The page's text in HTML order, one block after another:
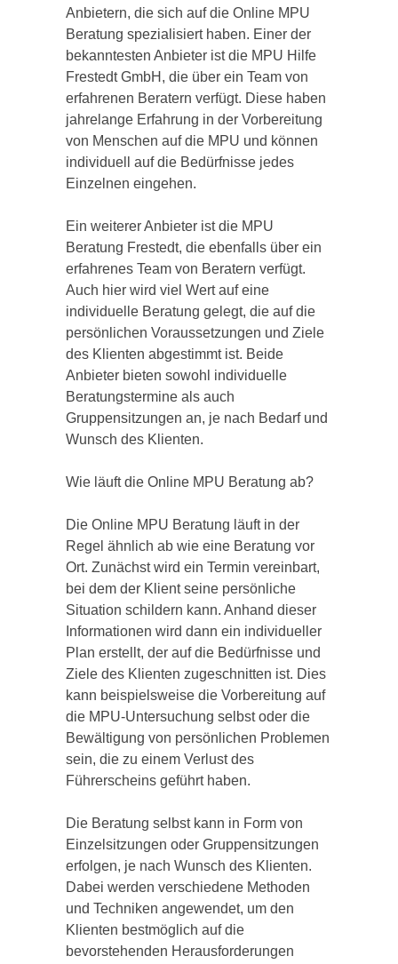
Anbietern, die sich auf die Online MPU
Beratung spezialisiert haben. Einer der
bekanntesten Anbieter ist die MPU Hilfe
Frestedt GmbH, die über ein Team von
erfahrenen Beratern verfügt. Diese haben
jahrelange Erfahrung in der Vorbereitung
von Menschen auf die MPU und können
individuell auf die Bedürfnisse jedes
Einzelnen eingehen.
Ein weiterer Anbieter ist die MPU
Beratung Frestedt, die ebenfalls über ein
erfahrenes Team von Beratern verfügt.
Auch hier wird viel Wert auf eine
individuelle Beratung gelegt, die auf die
persönlichen Voraussetzungen und Ziele
des Klienten abgestimmt ist. Beide
Anbieter bieten sowohl individuelle
Beratungstermine als auch
Gruppensitzungen an, je nach Bedarf und
Wunsch des Klienten.
Wie läuft die Online MPU Beratung ab?
Die Online MPU Beratung läuft in der
Regel ähnlich ab wie eine Beratung vor
Ort. Zunächst wird ein Termin vereinbart,
bei dem der Klient seine persönliche
Situation schildern kann. Anhand dieser
Informationen wird dann ein individueller
Plan erstellt, der auf die Bedürfnisse und
Ziele des Klienten zugeschnitten ist. Dies
kann beispielsweise die Vorbereitung auf
die MPU-Untersuchung selbst oder die
Bewältigung von persönlichen Problemen
sein, die zu einem Verlust des
Führerscheins geführt haben.
Die Beratung selbst kann in Form von
Einzelsitzungen oder Gruppensitzungen
erfolgen, je nach Wunsch des Klienten.
Dabei werden verschiedene Methoden
und Techniken angewendet, um den
Klienten bestmöglich auf die
bevorstehenden Herausforderungen